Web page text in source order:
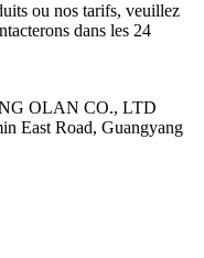
ou nos tarifs, veuillez
dans les 24
OLAN CO., LTD
East Road, Guangyang